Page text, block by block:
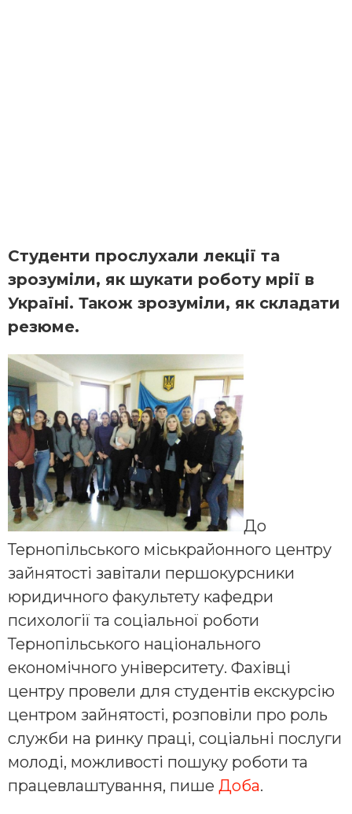
Студенти прослухали лекції та
зрозуміли, як шукати роботу мрії в
Україні. Також зрозуміли, як складати
резюме.
До
Тернопільського міськрайонного центру
зайнятості завітали першокурсники
юридичного факультету кафедри
психології та соціальної роботи
Тернопільського національного
економічного університету. Фахівці
центру провели для студентів екскурсію
центром зайнятості, розповіли про роль
служби на ринку праці, соціальні послуги
молоді, можливості пошуку роботи та
працевлаштування, пише Доба.